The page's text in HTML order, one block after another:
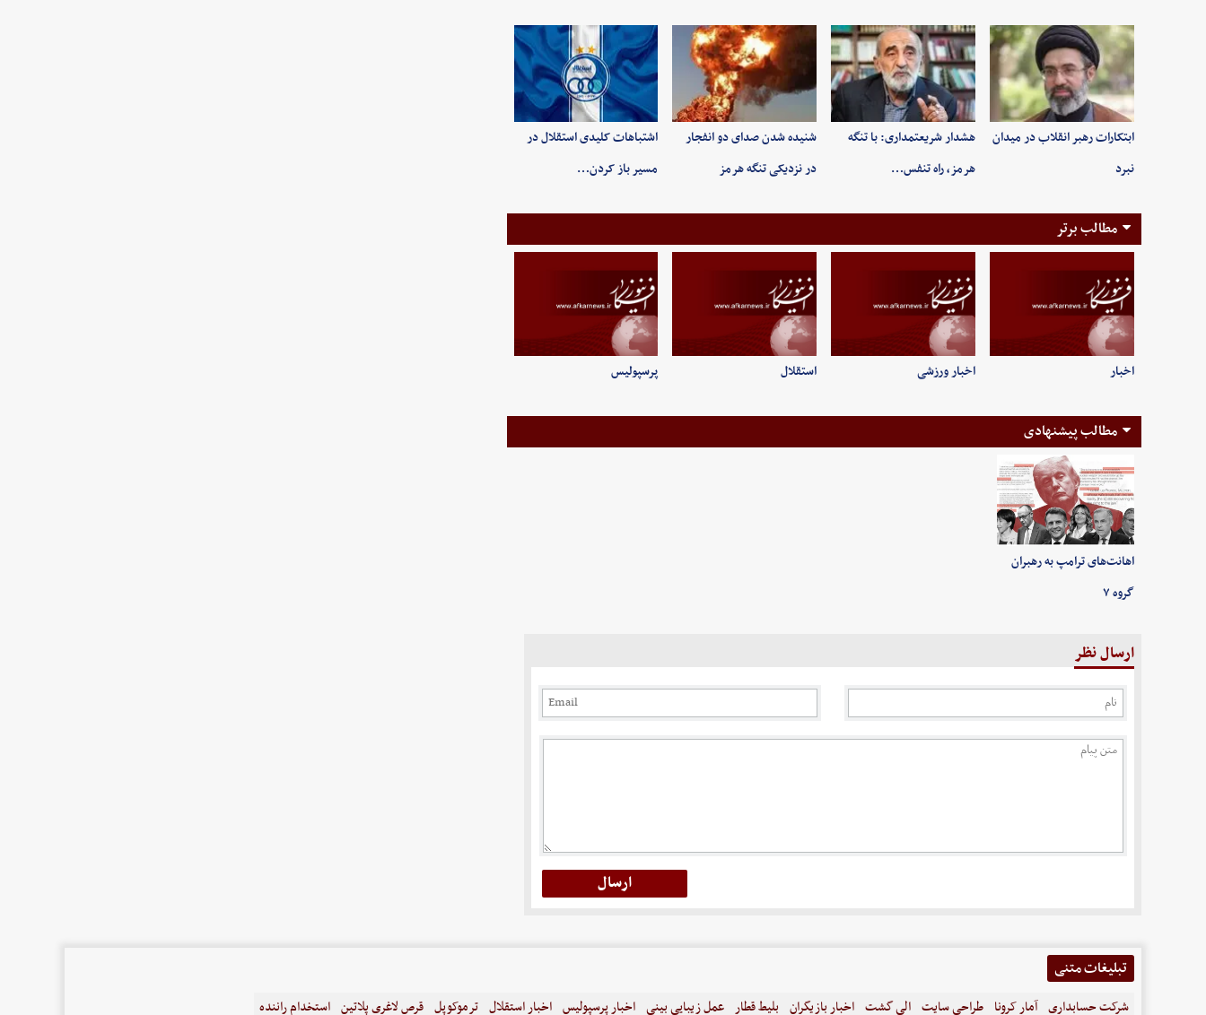
ابتکارات رهبر انقلاب در میدان
نبرد
هشدار شریعتمداری: با تنگه
هرمز، راه تنفس…
شنیده شدن صدای دو انفجار
در نزدیکی تنگه هرمز
اشتباهات کلیدی استقلال در
مسیر باز کردن…
مطالب برتر
اخبار اخبار ورزشی استقلال پرسپولیس
مطالب پیشنهادی
اهانت‌های ترامپ به رهبران
گروه ۷
ارسال نظر
تبلیغات متنی
شرکت حسابداری آمار کرونا طراحی سایت الی گشت اخبار بازیگران بلیط قطار عمل زیبایی بینی اخبار پرسپولیس اخبار استقلال ترموکوپل قرص لاغری پلاتین استخدام راننده